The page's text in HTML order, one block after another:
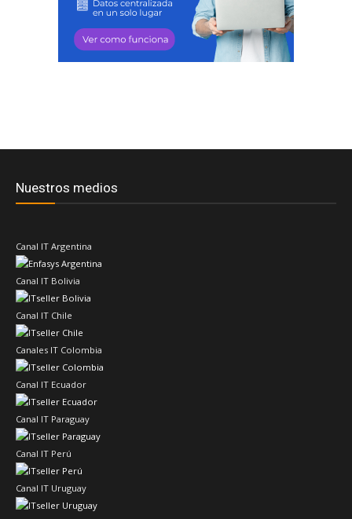
Nuestros medios
Canal IT Argentina
Canal IT Bolivia
Canal IT Chile
Canales IT Colombia
Canal IT Ecuador
Canal IT Paraguay
Canal IT Perú
Canal IT Uruguay